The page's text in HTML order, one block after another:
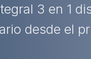
3 en 1
desde el